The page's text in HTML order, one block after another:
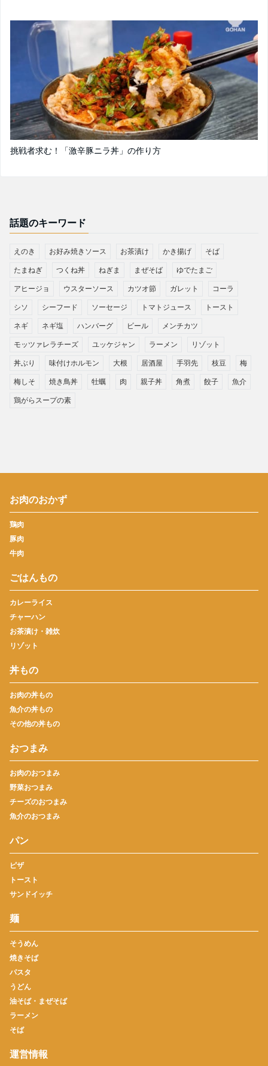
挑戦者求む！「激辛豚ニラ丼」の作り方
話題のキーワード
えのき お好み焼きソース お茶漬け かき揚げ そば
たまねぎ つくね丼 ねぎま まぜそば ゆでたまご
アヒージョ ウスターソース カツオ節 ガレット コーラ
シソ シーフード ソーセージ トマトジュース トースト
ネギ ネギ塩 ハンバーグ ビール メンチカツ
モッツァレラチーズ ユッケジャン ラーメン リゾット
丼ぶり 味付けホルモン 大根 居酒屋 手羽先 枝豆 梅
梅しそ 焼き鳥丼 牡蠣 肉 親子丼 角煮 餃子 魚介
鶏がらスープの素
お肉のおかず
鶏肉
豚肉
牛肉
ごはんもの
カレーライス
チャーハン
お茶漬け・雑炊
リゾット
丼もの
お肉の丼もの
魚介の丼もの
その他の丼もの
おつまみ
お肉のおつまみ
野菜おつまみ
チーズのおつまみ
魚介のおつまみ
パン
ピザ
トースト
サンドイッチ
麺
そうめん
焼きそば
パスタ
うどん
油そば・まぜそば
ラーメン
そば
運営情報